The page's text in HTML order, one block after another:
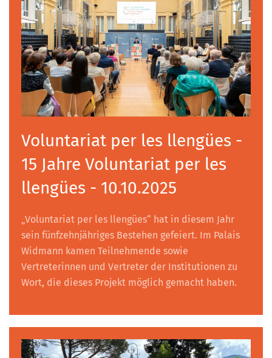
Voluntariat per les llengües -
15 Jahre Voluntariat per les
llengües - 10.10.2025
„Voluntariat per les llengües“ hat in diesem Jahr
sein fünfzehnjähriges Bestehen gefeiert. Im Palais
Widmann kamen Teilnehmende sowie
Vertreterinnen und Vertreter der Institutionen zu
Wort, die dieses Projekt möglich gemacht haben.